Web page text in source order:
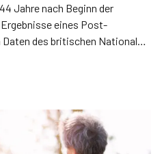
Jahre nach Beginn der
eines Post-
des britischen National